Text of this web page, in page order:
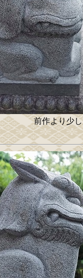
前作より少